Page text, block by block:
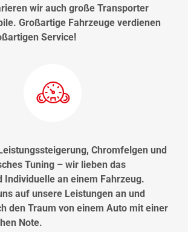
wir auch große Transporter
Großartige Fahrzeuge verdienen
Service!
Chromfelgen und
Tuning – wir lieben das
Individuelle an einem Fahrzeug.
auf unsere Leistungen an und
den Traum von einem Auto mit einer
Note.